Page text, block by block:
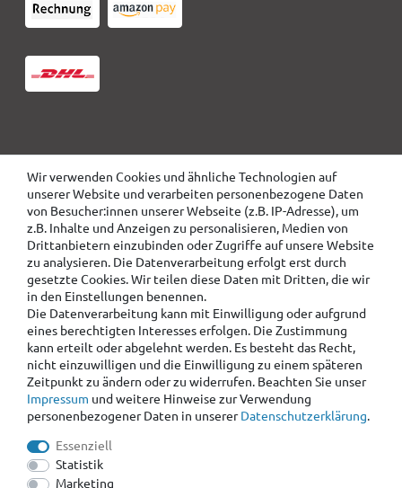
Wir verwenden Cookies und ähnliche Technologien auf
unserer Website und verarbeiten personenbezogene Daten
von Besucher:innen unserer Webseite (z.B. IP-Adresse), um
z.B. Inhalte und Anzeigen zu personalisieren, Medien von
Drittanbietern einzubinden oder Zugriffe auf unsere Website
zu analysieren. Die Datenverarbeitung erfolgt erst durch
gesetzte Cookies. Wir teilen diese Daten mit Dritten, die wir
in den Einstellungen benennen.
Die Datenverarbeitung kann mit Einwilligung oder aufgrund
eines berechtigten Interesses erfolgen. Die Zustimmung
kann erteilt oder abgelehnt werden. Es besteht das Recht,
nicht einzuwilligen und die Einwilligung zu einem späteren
Zeitpunkt zu ändern oder zu widerrufen. Beachten Sie unser
Impressum und weitere Hinweise zur Verwendung
personenbezogener Daten in unsererDaten­schutz­erklärung.
Essenziell
Statistik
Marketing